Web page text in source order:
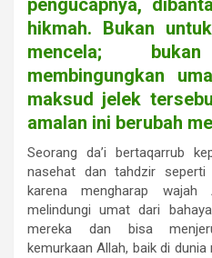
pengucapnya,
hikmah. Bukan
mencela;
membingungkan
maksud jelek
amalan ini berubah
Seorang da’i bertaqarrub
nasehat dan tahdzir
karena mengharap
melindungi umat dari
mereka dan bisa
kemurkaan Allah, baik di